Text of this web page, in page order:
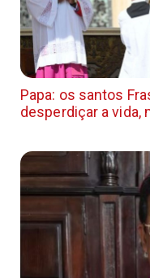
Papa: os santos
desperdiçar a vida,